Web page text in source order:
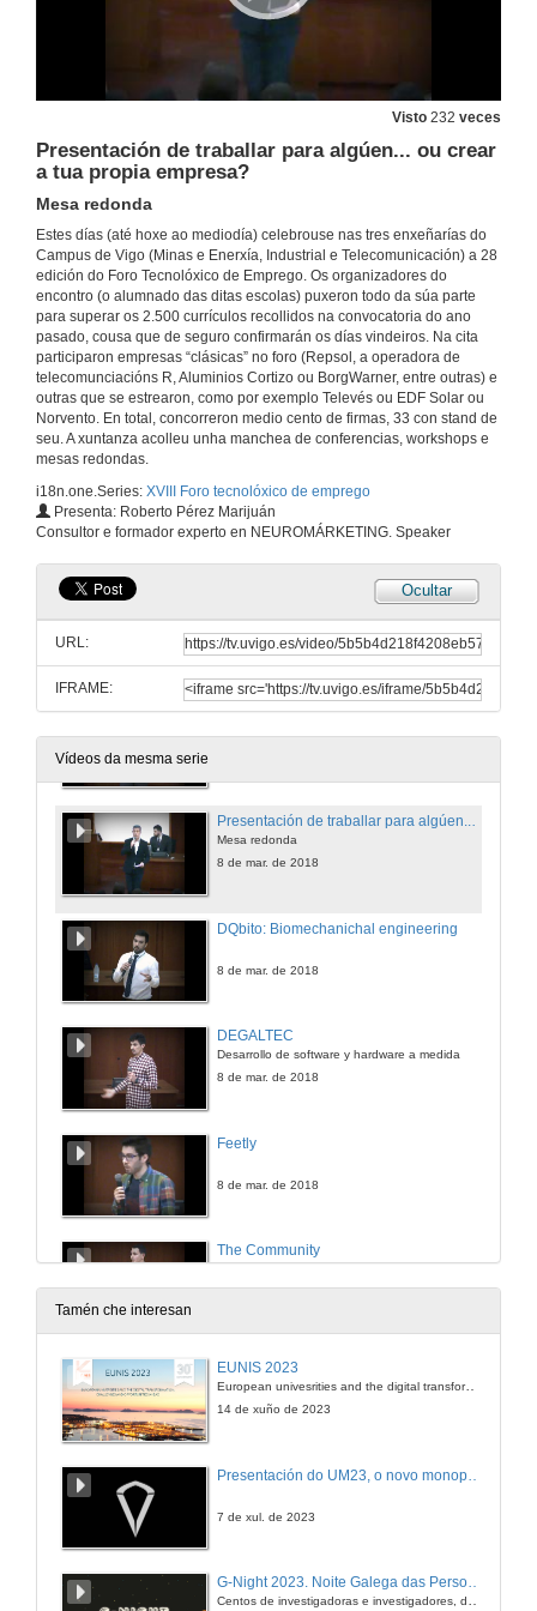
Visto 232 veces
Presentación de traballar para algúen... ou crear
a tua propia empresa?
Mesa redonda
Estes días (até hoxe ao mediodía) celebrouse nas tres enxeñarías do
Campus de Vigo (Minas e Enerxía, Industrial e Telecomunicación) a 28
edición do Foro Tecnolóxico de Emprego. Os organizadores do
encontro (o alumnado das ditas escolas) puxeron todo da súa parte
para superar os 2.500 currículos recollidos na convocatoria do ano
pasado, cousa que de seguro confirmarán os días vindeiros. Na cita
participaron empresas “clásicas” no foro (Repsol, a operadora de
telecomunciacións R, Aluminios Cortizo ou BorgWarner, entre outras) e
outras que se estrearon, como por exemplo Televés ou EDF Solar ou
Norvento. En total, concorreron medio cento de firmas, 33 con stand de
seu. A xuntanza acolleu unha manchea de conferencias, workshops e
mesas redondas.
i18n.one.Series: XVIII Foro tecnolóxico de emprego
Presenta: Roberto Pérez Marijuán
Consultor e formador experto en NEUROMÁRKETING. Speaker
Ocultar
URL:
IFRAME:
Vídeos da mesma serie
7 de mar. de 2018
Colexio oficial de xeólogos
A transformación dixital. A nova era
Ilustre colexio oficial de enxeneiros industrais de galicia
Proxecto de voadura para a construción da EDAR de Vigo. Voaduras en pozo e subamarina.
Colexio oficial de minas do Noroeste
7 de mar. de 2018
Cámara oficial mineira de galicia
8 de mar. de 2018
Biorréplicas e implantes personalizados fabricados con manufactura aditiva
DQBITO
8 de mar. de 2018
O sistema eléctrico que vén durante o século XXI
Presentación de traballar para algúen... ou crear a tua propia empresa?
Mesa redonda
8 de mar. de 2018
DQbito: Biomechanichal engineering
8 de mar. de 2018
DEGALTEC
Desarrollo de software y hardware a medida
8 de mar. de 2018
Feetly
8 de mar. de 2018
The Community
8 de mar. de 2018
Mesa redonda
ACLUXEGA
FINSA
Tamén che interesan
EUNIS 2023
European univesrities and the digital transformation: challenges and opportunities ahead
14 de xuño de 2023
7 de xul. de 2023
G-Night 2023. Noite Galega das Persoas Investigadoras. Conciencias creativas